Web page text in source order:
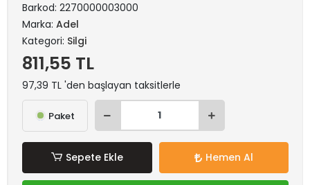
Barkod: 2270000003000
Marka: Adel
Kategori: Silgi
811,55 TL
97,39 TL 'den başlayan taksitlerle
Paket
Sepete Ekle Hemen Al